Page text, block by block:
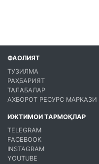
ФАОЛИЯТ
ТУЗИЛМА
РАҲБАРИЯТ
ТАЛАБАЛАР
АХБОРОТ РЕСУРС МАРКАЗИ
ИЖТИМОИ ТАРМОҚЛАР
TELEGRAM
FACEBOOK
INSTAGRAM
YOUTUBE